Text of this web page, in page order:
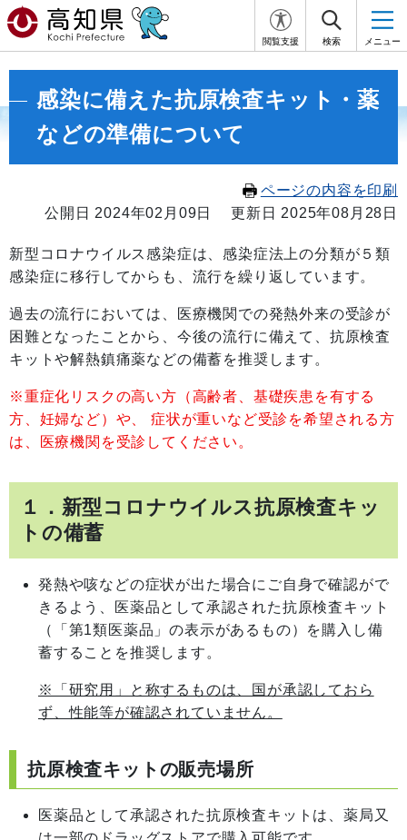
閲覧支援 検索 メニュー
感染に備えた抗原検査キット・薬
などの準備について
ページの内容を印刷
公開日 2024年02月09日
更新日 2025年08月28日
新型コロナウイルス感染症は、感染症法上の分類が５類
感染症に移行してからも、流行を繰り返しています。
過去の流行においては、医療機関での発熱外来の受診が
困難となったことから、今後の流行に備えて、抗原検査
キットや解熱鎮痛薬などの備蓄を推奨します。
※重症化リスクの高い方（高齢者、基礎疾患を有する
方、妊婦など）や、 症状が重いなど受診を希望される方
は、医療機関を受診してください。
１．新型コロナウイルス抗原検査キッ
トの備蓄
発熱や咳などの症状が出た場合にご自身で確認がで
きるよう、医薬品として承認された抗原検査キット
（「第1類医薬品」の表示があるもの）を購入し備
蓄することを推奨します。
※「研究用」と称するものは、国が承認しておら
ず、性能等が確認されていません。
抗原検査キットの販売場所
医薬品として承認された抗原検査キットは、薬局又